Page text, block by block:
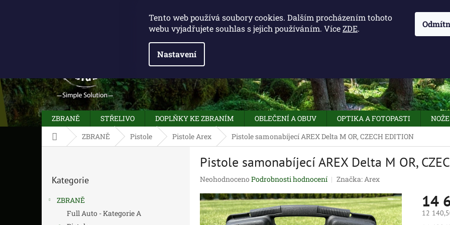
Tento web používá soubory cookies. Dalším procházením tohoto
webu vyjadřujete souhlas s jejich používáním. VíceZDE.
Nastavení
ZBRANĚ STŘELIVO DOPLŇKY KE ZBRANÍM OBLEČENÍ A OBUV OPTIKA A FOTOPASTI NOŽE
Domů ZBRANĚ Pistole Pistole Arex Pistole samonabíjecí AREX Delta M OR, CZECH EDITION
kategorie
Kategorie
ZBRANĚ
Full Auto - Kategorie A
Pistole samonabíjecí AREX Delta M OR,
Průměrné
produktu
je
0,0
Neohodnoceno Podrobnosti hodnocení Značka:Arex
14
12